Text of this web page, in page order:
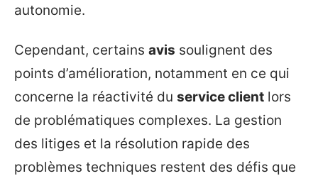
autonomie.
Cependant, certains avis soulignent des
points d’amélioration, notamment en ce qui
concerne la réactivité du service client lors
de problématiques complexes. La gestion
des litiges et la résolution rapide des
problèmes techniques restent des défis que